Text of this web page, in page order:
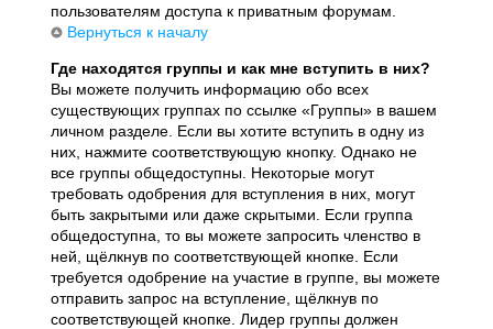
пользователям доступа к приватным форумам.
Вернуться к началу
Где находятся группы и как мне вступить в них?
Вы можете получить информацию обо всех
существующих группах по ссылке «Группы» в вашем
личном разделе. Если вы хотите вступить в одну из
них, нажмите соответствующую кнопку. Однако не
все группы общедоступны. Некоторые могут
требовать одобрения для вступления в них, могут
быть закрытыми или даже скрытыми. Если группа
общедоступна, то вы можете запросить членство в
ней, щёлкнув по соответствующей кнопке. Если
требуется одобрение на участие в группе, вы можете
отправить запрос на вступление, щёлкнув по
соответствующей кнопке. Лидер группы должен